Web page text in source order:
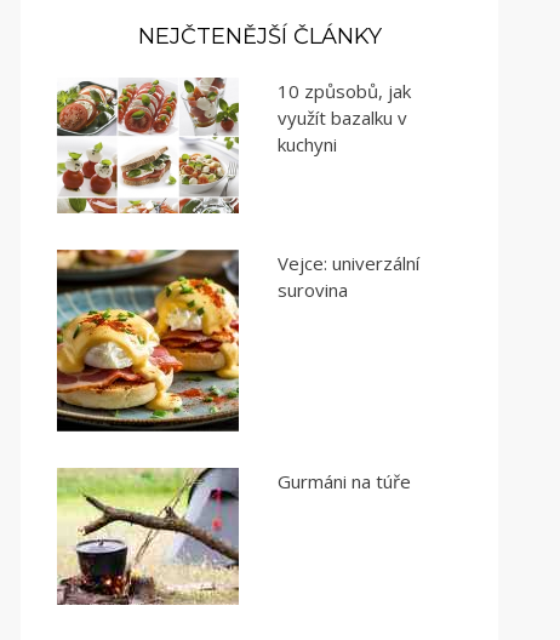
NEJČTENĚJŠÍ ČLÁNKY
10 způsobů, jak
využít bazalku v
kuchyni
Vejce: univerzální
surovina
Gurmáni na túře